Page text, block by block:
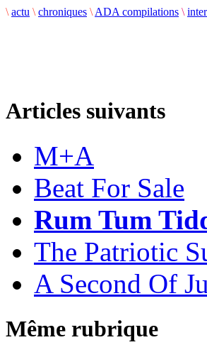
\ actu \ chroniques \ ADA compilations \
Articles suivants
M+A
Beat For Sale
Rum Tum
The Patriotic
A Second Of
Même rubrique